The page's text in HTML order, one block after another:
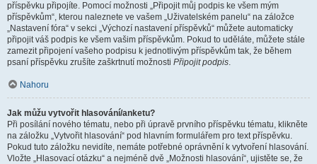
příspěvku připojíte. Pomocí možnosti „Připojit můj podpis ke všem mým
příspěvkům“, kterou naleznete ve vašem „Uživatelském panelu“ na záložce
„Nastavení fóra“ v sekci „Výchozí nastavení příspěvků“ můžete automaticky
připojit váš podpis ke všem vašim příspěvkům. Pokud to uděláte, můžete stále
zamezit připojení vašeho podpisu k jednotlivým příspěvkům tak, že během
psaní příspěvku zrušíte zaškrtnutí možnosti Připojit podpis.
Nahoru
Jak můžu vytvořit hlasování/anketu?
Při posílání nového tématu, nebo při úpravě prvního příspěvku tématu, klikněte
na záložku „Vytvořit hlasování“ pod hlavním formulářem pro text příspěvku.
Pokud tuto záložku nevidíte, nemáte potřebné oprávnění k vytvoření hlasování.
Vložte „Hlasovací otázku“ a nejméně dvě „Možnosti hlasování“, ujistěte se, že